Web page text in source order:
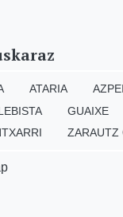
ATARIA
GUAIXE
ZARAUTZ